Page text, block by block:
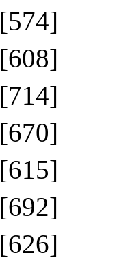
[574]
[608]
[714]
[670]
[615]
[692]
[626]